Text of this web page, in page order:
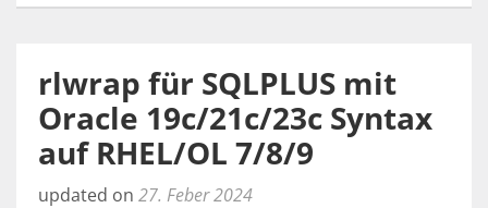
rlwrap für SQLPLUS mit
Oracle 19c/21c/23c Syntax
auf RHEL/OL 7/8/9
updated on 27. Feber 2024